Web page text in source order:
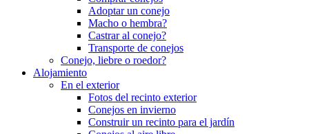
Adoptar un conejo
Macho o hembra?
Castrar al conejo?
Transporte de conejos
Conejo, liebre o roedor?
Alojamiento
En el exterior
Fotos del recinto exterior
Conejos en invierno
Construir un recinto para el jardín